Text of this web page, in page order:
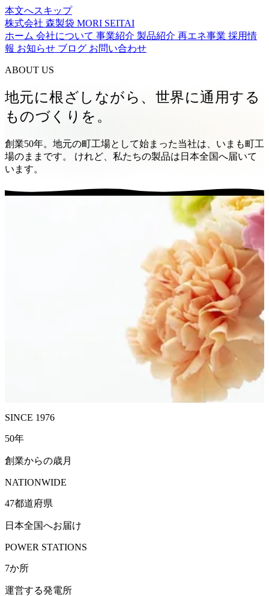
本文へスキップ
株式会社 森製袋 MORI SEITAI
ホーム 会社について 事業紹介 製品紹介 再エネ事業 採用情
報 お知らせ ブログ お問い合わせ
ABOUT US
地元に根ざしながら、世界に通用する
ものづくりを。
創業50年。地元の町工場として始まった当社は、いまも町工
場のままです。 けれど、私たちの製品は日本全国へ届いて
います。
SINCE 1976
50年
創業からの歳月
NATIONWIDE
47都道府県
日本全国へお届け
POWER STATIONS
7か所
運営する発電所